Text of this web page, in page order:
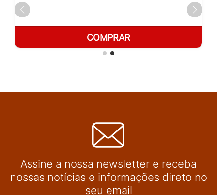
COMPRAR
Assine a nossa newsletter e receba
nossas notícias e informações direto no
seu email